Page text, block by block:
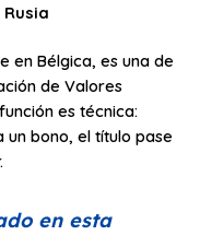
en Bélgica, es una de
de Valores
es técnica:
bono, el título pase
en esta